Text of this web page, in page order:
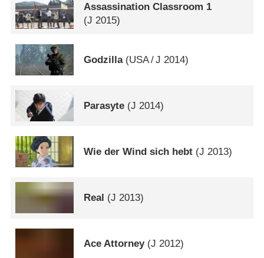
Assassination Classroom 1
(J 2015)
Godzilla(USA/J 2014)
Parasyte (J 2014)
Wie der Wind sich hebt (J 2013)
Real (J 2013)
Ace Attorney(J 2012)